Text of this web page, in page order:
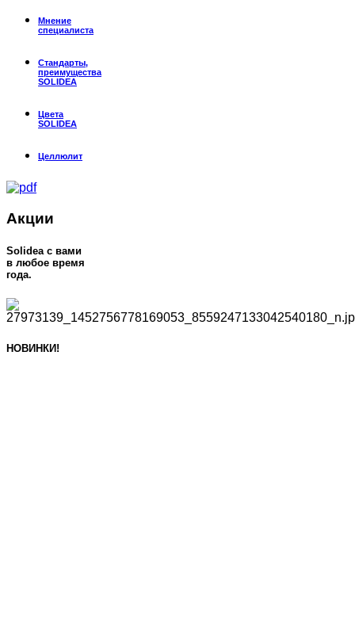
Мнение
специалиста
Стандарты,
преимущества
SOLIDEA
Цвета
SOLIDEA
Целлюлит
Акции
Solidea c вами
в любое время
года.
НОВИНКИ!